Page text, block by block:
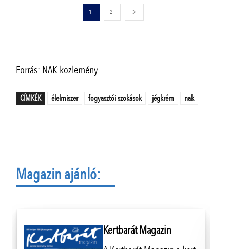
1 2
Forrás: NAK közlemény
CÍMKÉK élelmiszer fogyasztói szokások jégkrém nak
Magazin ajánló:
Kertbarát Magazin